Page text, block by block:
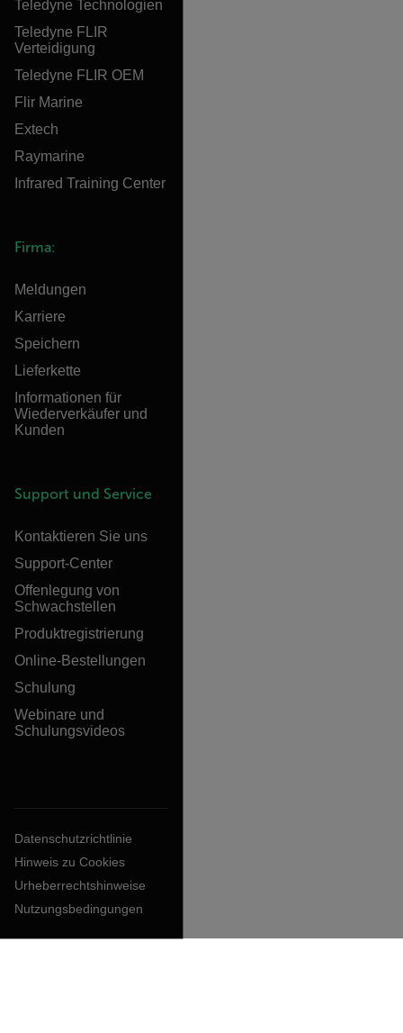
Teledyne Technologien
Teledyne FLIR
Verteidigung
Teledyne FLIR OEM
Flir Marine
Extech
Raymarine
Infrared Training Center
Firma:
Meldungen
Karriere
Speichern
Lieferkette
Informationen für
Wiederverkäufer und
Kunden
Support und Service
Kontaktieren Sie uns
Support-Center
Offenlegung von
Schwachstellen
Produktregistrierung
Online-Bestellungen
Schulung
Webinare und
Schulungsvideos
Datenschutzrichtlinie
Hinweis zu Cookies
Urheberrechtshinweise
Nutzungsbedingungen